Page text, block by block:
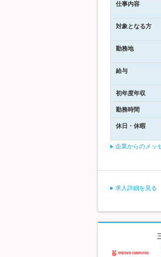
仕事内容
対象となる方
勤務地
給与
初年度年収
勤務時間
休日・休暇
企業からのメッ
求人詳細を見る